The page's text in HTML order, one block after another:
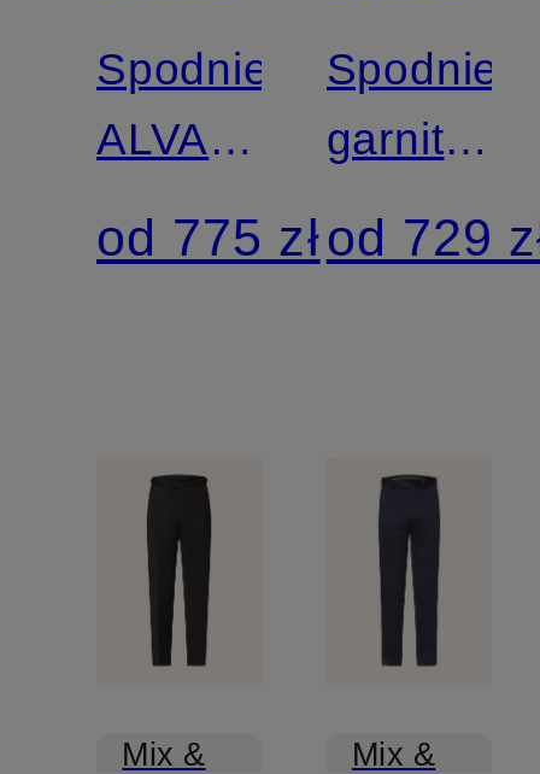
Spodnie
ALVARO
o kroju
slim fit
od 775 zł
Spodnie
modern
fit
od 729
Mix &
Mix &